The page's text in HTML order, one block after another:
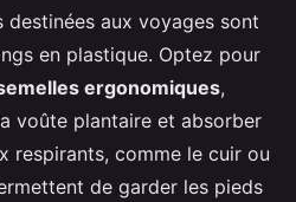
destinées aux voyages sont
en plastique. Optez pour
ergonomiques,
voûte plantaire et absorber
respirants, comme le cuir ou
de garder les pieds